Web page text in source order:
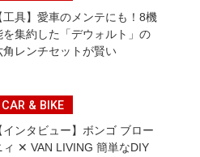
工具】愛車のメンテにも！8機
を集約した「デウォルト」の
角レンチセットが賢い
CAR & BIKE
インタビュー】ボンゴ ブロー
ィ ✕ VAN LIVING 簡単なDIY